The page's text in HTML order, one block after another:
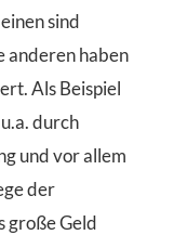
sind
anderen haben
Als Beispiel
durch
und vor allem
der
große Geld